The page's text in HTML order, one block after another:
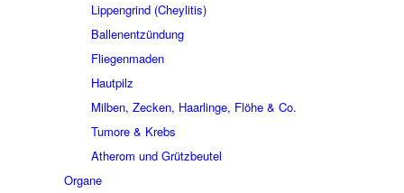
Lippengrind (Cheylitis)
Ballenentzündung
Fliegenmaden
Hautpilz
Milben, Zecken, Haarlinge, Flöhe & Co.
Tumore & Krebs
Atherom und Grützbeutel
Organe